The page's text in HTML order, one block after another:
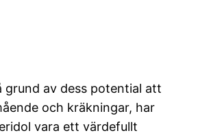
av dess potential att
och kräkningar, har
vara ett värdefullt